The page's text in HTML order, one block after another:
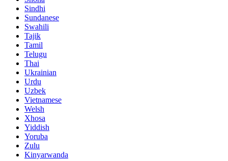
Sindhi
Sundanese
Swahili
Tajik
Tamil
Telugu
Thai
Ukrainian
Urdu
Uzbek
Vietnamese
Welsh
Xhosa
Yiddish
Yoruba
Zulu
Kinyarwanda